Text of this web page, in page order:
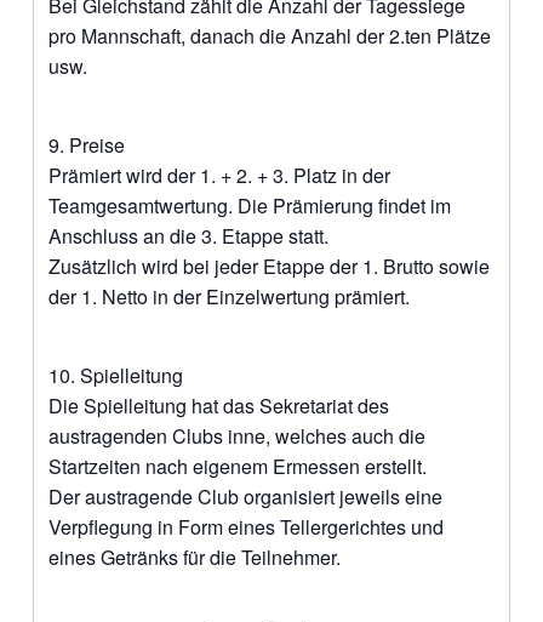
Bei Gleichstand zählt die Anzahl der Tagessiege
pro Mannschaft, danach die Anzahl der 2.ten Plätze
usw.
9. Preise
Prämiert wird der 1. + 2. + 3. Platz in der
Teamgesamtwertung. Die Prämierung findet im
Anschluss an die 3. Etappe statt.
Zusätzlich wird bei jeder Etappe der 1. Brutto sowie
der 1. Netto in der Einzelwertung prämiert.
10. Spielleitung
Die Spielleitung hat das Sekretariat des
austragenden Clubs inne, welches auch die
Startzeiten nach eigenem Ermessen erstellt.
Der austragende Club organisiert jeweils eine
Verpflegung in Form eines Tellergerichtes und
eines Getränks für die Teilnehmer.